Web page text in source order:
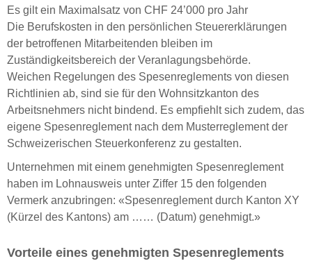
Es gilt ein Maximalsatz von CHF 24’000 pro Jahr
Die Berufskosten in den persönlichen Steuererklärungen
der betroffenen Mitarbeitenden bleiben im
Zuständigkeitsbereich der Veranlagungsbehörde.
Weichen Regelungen des Spesenreglements von diesen
Richtlinien ab, sind sie für den Wohnsitzkanton des
Arbeitsnehmers nicht bindend. Es empfiehlt sich zudem, das
eigene Spesenreglement nach dem Musterreglement der
Schweizerischen Steuerkonferenz zu gestalten.
Unternehmen mit einem genehmigten Spesenreglement
haben im Lohnausweis unter Ziffer 15 den folgenden
Vermerk anzubringen: «Spesenreglement durch Kanton XY
(Kürzel des Kantons) am …… (Datum) genehmigt.»
Vorteile eines genehmigten Spesenreglements